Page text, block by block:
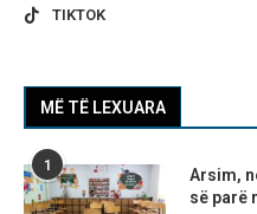
TIKTOK
MË TË LEXUARA
1
Arsim,
së parë